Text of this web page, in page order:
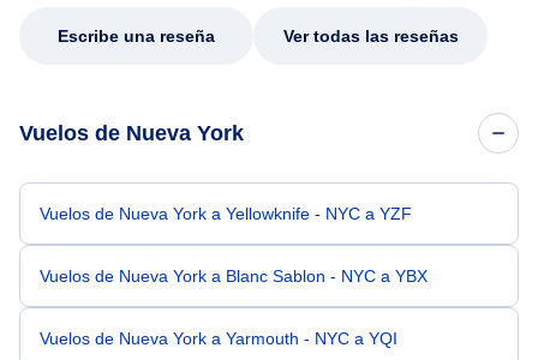
Escribe una reseña Ver todas las reseñas
Vuelos de Nueva York
Vuelos de Nueva York a Yellowknife - NYC a YZF
Vuelos de Nueva York a Blanc Sablon - NYC a YBX
Vuelos de Nueva York a Yarmouth - NYC a YQI